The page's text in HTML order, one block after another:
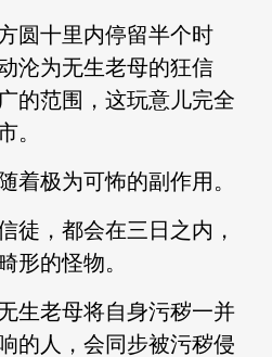
十里内停留半个时
沦为无生老母的狂信
的范围，这玩意儿完全
。
极为可怖的副作用。
，都会在三日之内，
形的怪物。
老母将自身污秽一并
的人，会同步被污秽侵